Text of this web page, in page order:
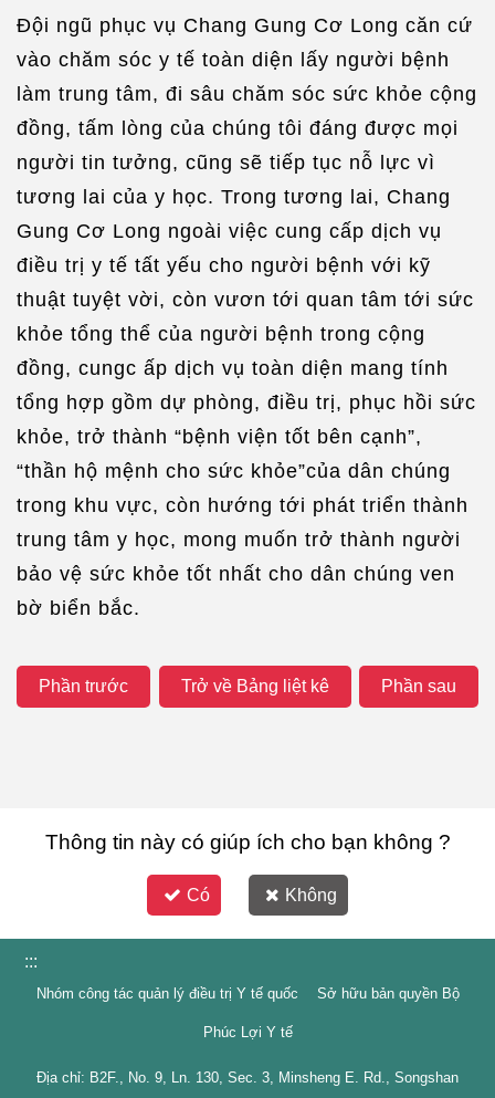
Đội ngũ phục vụ Chang Gung Cơ Long căn cứ
vào chăm sóc y tế toàn diện lấy người bệnh
làm trung tâm, đi sâu chăm sóc sức khỏe cộng
đồng, tấm lòng của chúng tôi đáng được mọi
người tin tưởng, cũng sẽ tiếp tục nỗ lực vì
tương lai của y học. Trong tương lai, Chang
Gung Cơ Long ngoài việc cung cấp dịch vụ
điều trị y tế tất yếu cho người bệnh với kỹ
thuật tuyệt vời, còn vươn tới quan tâm tới sức
khỏe tổng thể của người bệnh trong cộng
đồng, cungc ấp dịch vụ toàn diện mang tính
tổng hợp gồm dự phòng, điều trị, phục hồi sức
khỏe, trở thành “bệnh viện tốt bên cạnh”,
“thần hộ mệnh cho sức khỏe”của dân chúng
trong khu vực, còn hướng tới phát triển thành
trung tâm y học, mong muốn trở thành người
bảo vệ sức khỏe tốt nhất cho dân chúng ven
bờ biển bắc.
Phần trước Trở về Bảng liệt kê Phần sau
Thông tin này có giúp ích cho bạn không ?
Có Không
:::
Nhóm công tác quản lý điều trị Y tế quốc Sở hữu bản quyền Bộ
Phúc Lợi Y tế
Địa chỉ: B2F., No. 9, Ln. 130, Sec. 3, Minsheng E. Rd., Songshan